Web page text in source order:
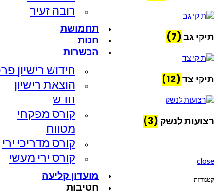
רובה זעיר
תחמושת
חנות
הכשרות
חידוש רישיון
הוצאת רישיון
חדש
קורס מפקחי
מטווח
קורס מדריכי ירי
קורס ירי מעשי
מועדון קליעה
חטיבות
תיקי גב(7)
תיקי צד(12)
רצועות לנשק (3)
close
קטגוריות